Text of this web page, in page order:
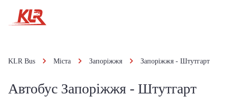
KLR Bus Міста Запоріжжя Запоріжжя - Штутгарт
Автобус Запоріжжя - Штутгарт